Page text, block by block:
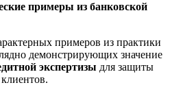
примеры из банковской
примеров из практики
демонстрирующих значение
экспертизы для защиты